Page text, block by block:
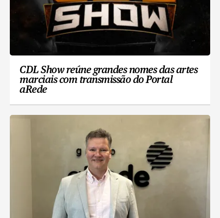
CDL Show reúne grandes nomes das artes
marciais com transmissão do Portal
aRede